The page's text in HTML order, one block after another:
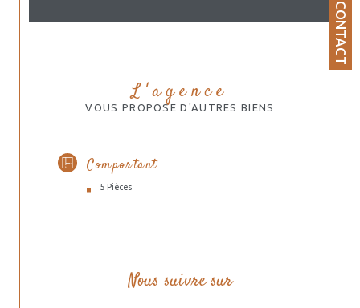
CONTACT
L'agence
VOUS PROPOSE D'AUTRES BIENS
Comportant
5 Pièces
Nous suivre sur